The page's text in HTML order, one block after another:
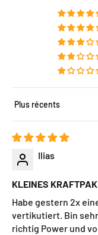
Sort by
Ilias
KLEINES
Habe gestern 2x
vertikutiert. Bin
richtig Power und